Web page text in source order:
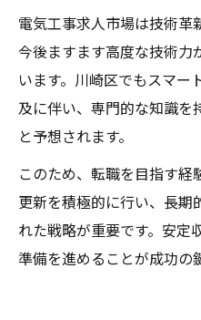
電気工事求人市場は技術革
今後ますます高度な技術力
います。川崎区でもスマー
及に伴い、専門的な知識を
と予想されます。
このため、転職を目指す
更新を積極的に行い、長期
れた戦略が重要です。安定
準備を進めることが成功の